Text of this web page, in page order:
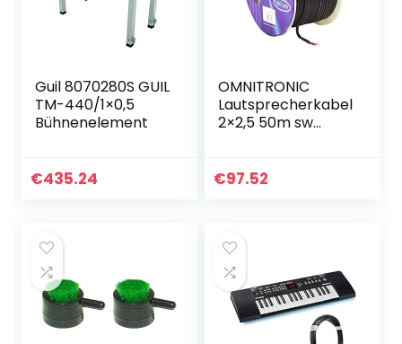
Guil 8070280S GUIL
TM-440/1×0,5
Bühnenelement
€435.24
OMNITRONIC
Lautsprecherkabel
2×2,5 50m sw
€97.52